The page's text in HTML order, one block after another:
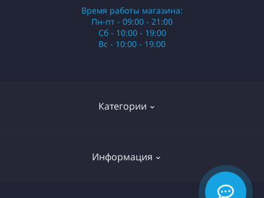
Категории
Информация
Время работы магазина:
Пн-пт - 09:00 - 21:00
Сб - 10:00 - 19:00
Вс - 10:00 - 19:00